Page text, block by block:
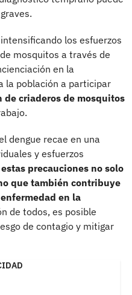
los esfuerzos
mosquitos a través de
en la
la población a participar
de criaderos de mosquitos
dengue recae en una
y esfuerzos
precauciones no solo
que también contribuye
en la
de todos, es posible
de contagio y mitigar